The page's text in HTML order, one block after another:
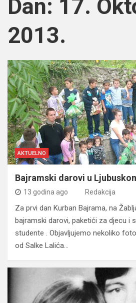
Dan: 17.
2013.
AKTUELNO
Bajramski darovi u
13 godina ago Redakcija
Za prvi dan Kurban Bajrama, na
bajramski darovi, paketići za djecu i
studente . Objavljujemo nekoliko
od Salke Lalića…